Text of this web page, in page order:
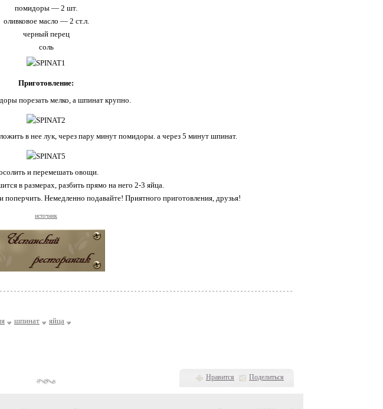
помидоры — 2 шт.
оливковое масло — 2 ст.л.
черный перец
соль
Приготовление:
порезать мелко, а шпинат крупно.
в нее лук, через пару минут помидоры. а через 5 минут шпинат.
и перемешать овощи.
в размерах, разбить прямо на него 2-3 яйца.
поперчить. Немедленно подавайте! Приятного приготовления, друзья!
источник
шпинат яйца
Нравится Поделиться